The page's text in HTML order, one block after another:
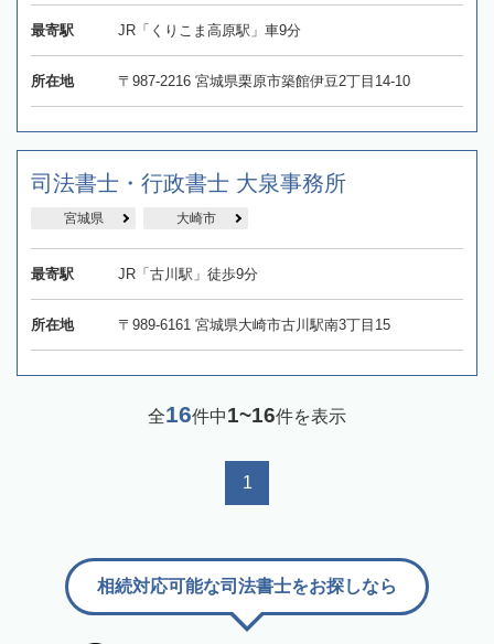
最寄駅 JR「くりこま高原駅」車9分
所在地 〒987-2216 ​宮城県栗原市築館伊豆2丁目14-10
司法書士・行政書士 大泉事務所
宮城県 大崎市
最寄駅 JR「古川駅」徒歩9分
所在地 〒989-6161 宮城県大崎市古川駅南3丁目15
全16件中1~16件を表示
1
相続対応可能な司法書士をお探しなら